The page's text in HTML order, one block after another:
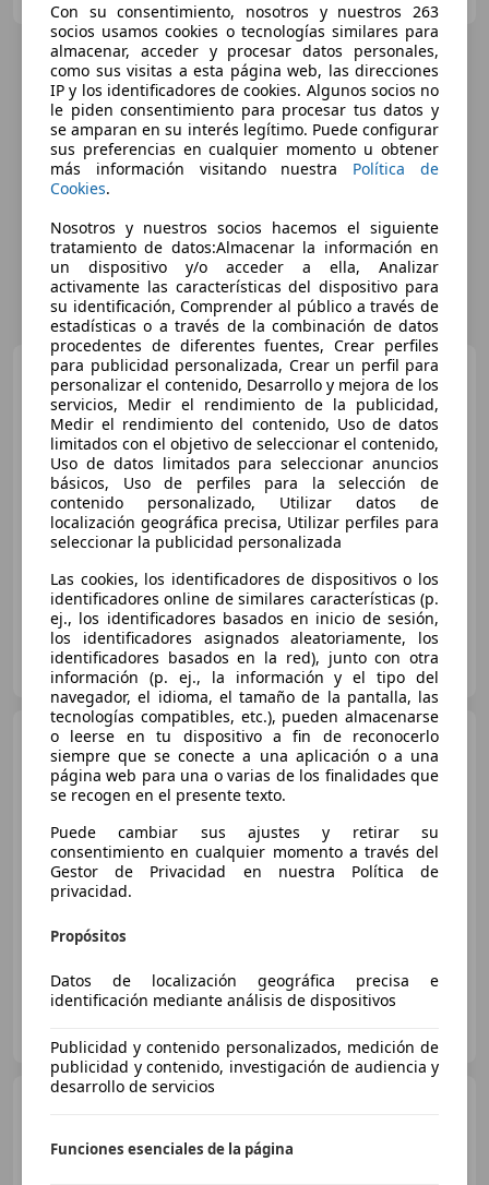
Fiat 500X Cult 1.0 Firefly T3
88KW (120 CV)
€ 10.490
Sincomparación
02/2022 73.376 km Gasolina 89 kW (121 CV)
AUTOS MADRID ALCALÁ DE HENARES
ES-28806 ALCALA DE HENARES
Fiat 500X 1.6Mjt S&S Sport
97kW
€ 13.137
Súperoferta
Con su consentimiento, nosotros y nuestros 263
socios usamos cookies o tecnologías similares para
almacenar, acceder y procesar datos personales,
como sus visitas a esta página web, las direcciones
IP y los identificadores de cookies. Algunos socios no
le piden consentimiento para procesar tus datos y
se amparan en su interés legítimo. Puede configurar
sus preferencias en cualquier momento u obtener
más información visitando nuestra Política de
Cookies.
Nosotros y nuestros socios hacemos el siguiente
tratamiento de datos:Almacenar la información en
un dispositivo y/o acceder a ella, Analizar
activamente las características del dispositivo para
su identificación, Comprender al público a través de
estadísticas o a través de la combinación de datos
procedentes de diferentes fuentes, Crear perfiles
para publicidad personalizada, Crear un perfil para
personalizar el contenido, Desarrollo y mejora de los
servicios, Medir el rendimiento de la publicidad,
Medir el rendimiento del contenido, Uso de datos
limitados con el objetivo de seleccionar el contenido,
Uso de datos limitados para seleccionar anuncios
básicos, Uso de perfiles para la selección de
contenido personalizado, Utilizar datos de
localización geográfica precisa, Utilizar perfiles para
seleccionar la publicidad personalizada
Las cookies, los identificadores de dispositivos o los
identificadores online de similares características (p.
ej., los identificadores basados en inicio de sesión,
los identificadores asignados aleatoriamente, los
identificadores basados en la red), junto con otra
información (p. ej., la información y el tipo del
navegador, el idioma, el tamaño de la pantalla, las
tecnologías compatibles, etc.), pueden almacenarse
o leerse en tu dispositivo a fin de reconocerlo
siempre que se conecte a una aplicación o a una
página web para una o varias de los finalidades que
se recogen en el presente texto.
Puede cambiar sus ajustes y retirar su
consentimiento en cualquier momento a través del
Gestor de Privacidad en nuestra Política de
privacidad.
Propósitos
Datos de localización geográfica precisa e
identificación mediante análisis de dispositivos
Publicidad y contenido personalizados, medición de
publicidad y contenido, investigación de audiencia y
desarrollo de servicios
Funciones esenciales de la página